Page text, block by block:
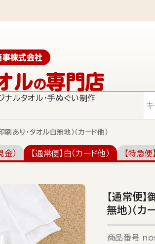
事株式会社
ルの専門店
ナルタオル・手ぬぐい制作
あり・タオル白無地）（カード他）
金） 【通常便】白（カード他） 【特急便
【通常便
無地）（カ
商品番号